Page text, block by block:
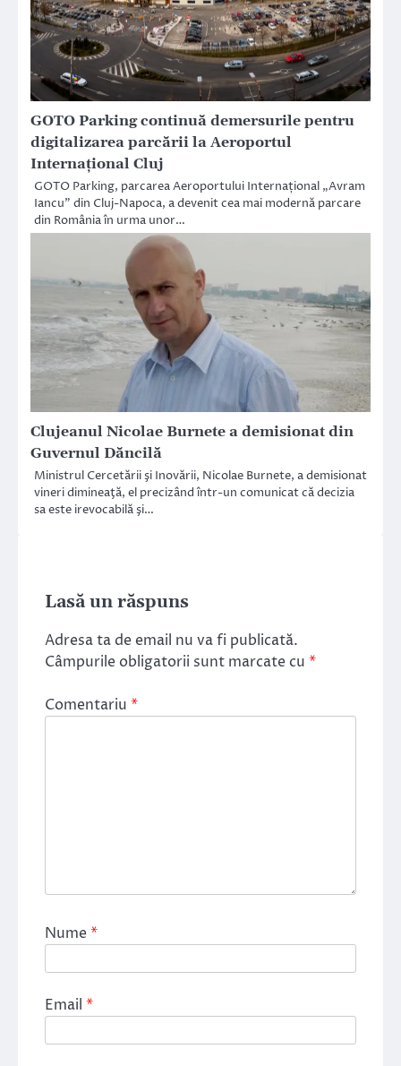
GOTO Parking continuă demersurile pentru
digitalizarea parcării la Aeroportul
Internațional Cluj
GOTO Parking, parcarea Aeroportului Internațional „Avram
Iancu” din Cluj-Napoca, a devenit cea mai modernă parcare
din România în urma unor…
Clujeanul Nicolae Burnete a demisionat din
Guvernul Dăncilă
Ministrul Cercetării şi Inovării, Nicolae Burnete, a demisionat
vineri dimineaţă, el precizând într-un comunicat că decizia
sa este irevocabilă şi…
Lasă un răspuns
Adresa ta de email nu va fi publicată.
Câmpurile obligatorii sunt marcate cu *
Comentariu *
Nume*
Email *